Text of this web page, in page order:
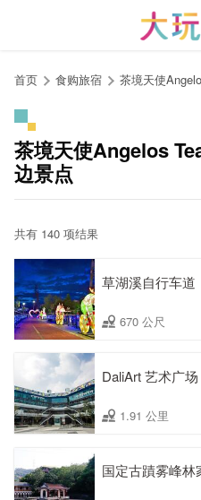
首页 食购旅宿 茶境天使
茶境天使Angelos
边景点
共有 140 项结果
草湖溪自行车道
670 公尺
DaliArt 艺术广场
1.91 公里
国定古蹟雾峰林